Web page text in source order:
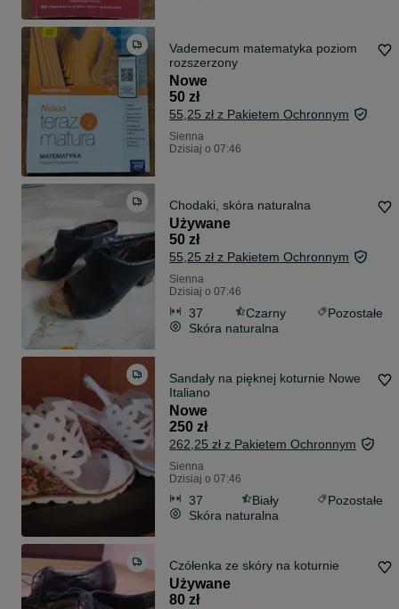
Vademecum matematyka poziom
rozszerzony
Nowe
50 zł
55,25 zł z Pakietem Ochronnym
Sienna
Dzisiaj o 07:46
Chodaki, skóra naturalna
Używane
50 zł
55,25 zł z Pakietem Ochronnym
Sienna
Dzisiaj o 07:46
37 Czarny
Pozostałe
Skóra naturalna
Sandały na pięknej koturnie Nowe
Italiano
Nowe
250 zł
262,25 zł z Pakietem Ochronnym
Sienna
Dzisiaj o 07:46
37 Biały
Pozostałe
Skóra naturalna
Czółenka ze skóry na koturnie
Używane
80 zł